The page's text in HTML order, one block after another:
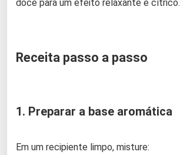
doce para um efeito relaxante e cítrico.
Receita passo a passo
1. Preparar a base aromática
Em um recipiente limpo, misture: